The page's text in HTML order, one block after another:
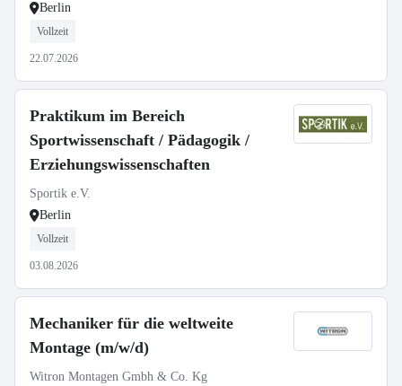
Berlin
Vollzeit
22.07.2026
Praktikum im Bereich
Sportwissenschaft / Pädagogik /
Erziehungswissenschaften
Sportik e.V.
Berlin
Vollzeit
03.08.2026
Mechaniker für die weltweite
Montage (m/w/d)
Witron Montagen Gmbh & Co. Kg